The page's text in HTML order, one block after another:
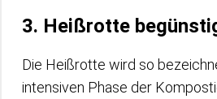
3. Heißrotte
Die Heißrotte wird so
intensiven Phase der